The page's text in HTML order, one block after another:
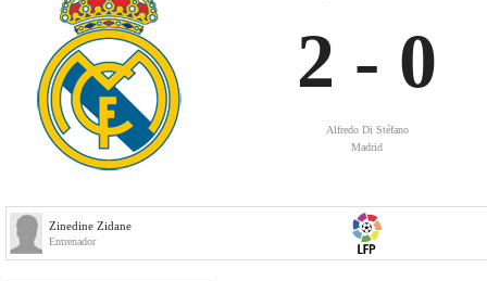
2 - 0
Alfredo Di Stéfano
Madrid
Zinedine Zidane
Entrenador